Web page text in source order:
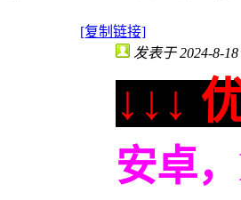
[复制链接]
发表于 2024-8-
↓↓↓
安卓